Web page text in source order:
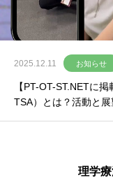
2025.12.11 セミナー・
【2025年12月開催】
と起業」
理学